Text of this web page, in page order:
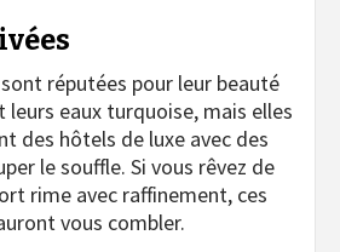
réputées pour leur beauté
eaux turquoise, mais elles
des hôtels de luxe avec des
le souffle. Si vous rêvez de
rime avec raffinement, ces
vous combler.